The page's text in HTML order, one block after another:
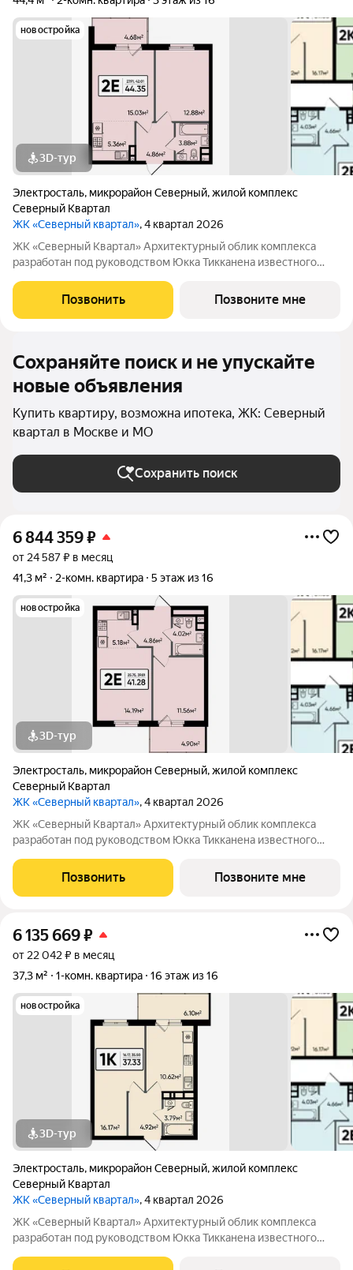
новостройка
3D-тур
Электросталь, микрорайон Северный,жилой комплекс
Северный Квартал
ЖК «Северный квартал», 4 квартал 2026
ЖК «Северный Квартал» Архитектурный облик комплекса
разработан под руководством Юкка Тикканена известного
сочетании современного дизайна и северной эстетики. В
данном проекте Тикканен удачно
Позвонить Позвоните мне
Сохраняйте поиск и не упускайте
новые объявления
Купить квартиру, возможна ипотека, ЖК: Северный
квартал в Москве и МО
Сохранить поиск
6 844 359₽
от 24 587 ₽ в месяц
41,3 м²
2-комн. квартира 5 этаж из 16
новостройка
3D-тур
Электросталь, микрорайон Северный,жилой комплекс
Северный Квартал
ЖК «Северный квартал», 4 квартал 2026
ЖК «Северный Квартал» Архитектурный облик комплекса
разработан под руководством Юкка Тикканена известного
сочетании современного дизайна и северной эстетики. В
данном проекте Тикканен удачно
Позвонить Позвоните мне
6 135 669₽
от 22 042 ₽ в месяц
37,3 м²
1-комн. квартира 16 этаж из 16
новостройка
3D-тур
Электросталь, микрорайон Северный,жилой комплекс
Северный Квартал
ЖК «Северный квартал», 4 квартал 2026
ЖК «Северный Квартал» Архитектурный облик комплекса
разработан под руководством Юкка Тикканена известного